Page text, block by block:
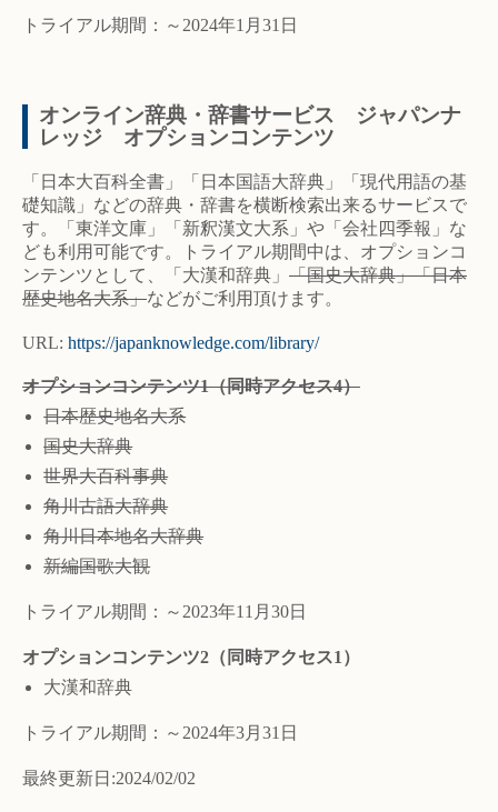
トライアル期間：～2024年1月31日
オンライン辞典・辞書サービス ジャパンナ
レッジ オプションコンテンツ
「日本大百科全書」「日本国語大辞典」「現代用語の基
礎知識」などの辞典・辞書を横断検索出来るサービスで
す。「東洋文庫」「新釈漢文大系」や「会社四季報」な
ども利用可能です。トライアル期間中は、オプションコ
ンテンツとして、「大漢和辞典」 「国史大辞典」「日本
歴史地名大系」などがご利用頂けます。
URL: https://japanknowledge.com/library/
オプションコンテンツ1（同時アクセス4）
日本歴史地名大系
国史大辞典
世界大百科事典
角川古語大辞典
角川日本地名大辞典
新編国歌大観
トライアル期間：～2023年11月30日
オプションコンテンツ2（同時アクセス1）
大漢和辞典
トライアル期間：～2024年3月31日
最終更新日:2024/02/02